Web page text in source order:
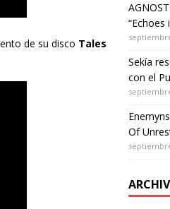
de su disco Tales
“Echoes
Sekía
con el
Of